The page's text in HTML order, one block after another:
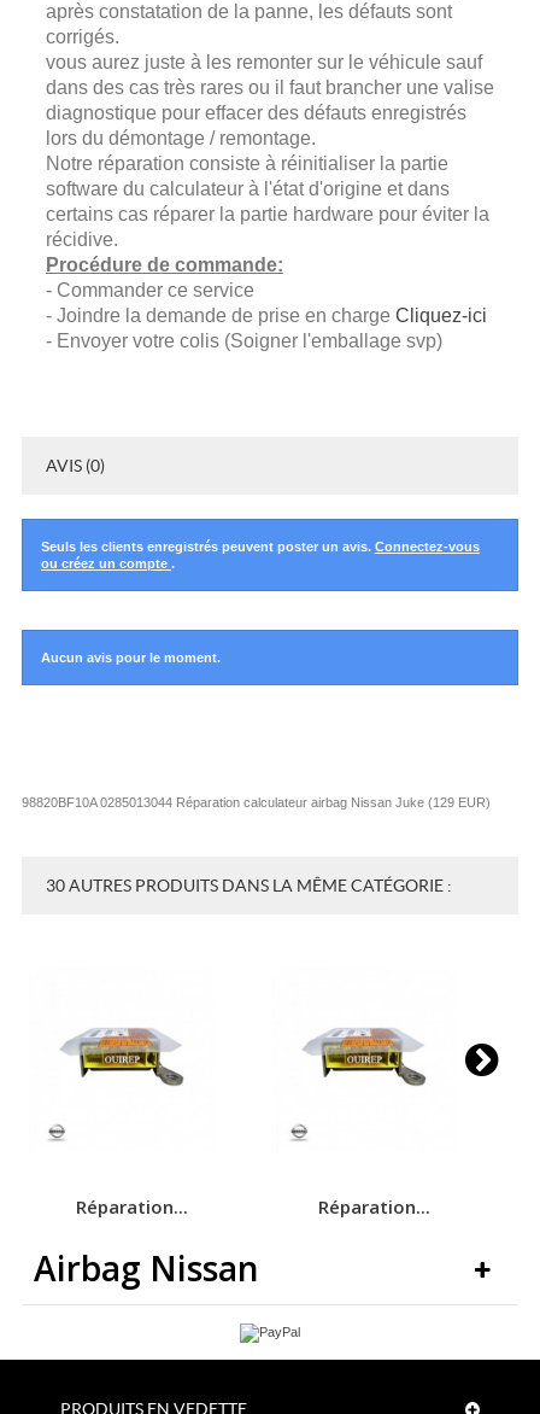
après constatation de la panne, les défauts sont
corrigés.
vous aurez juste à les remonter sur le véhicule sauf
dans des cas très rares ou il faut brancher une valise
diagnostique pour effacer des défauts enregistrés
lors du démontage / remontage.
Notre réparation consiste à réinitialiser la partie
software du calculateur à l'état d'origine et dans
certains cas réparer la partie hardware pour éviter la
récidive.
Procédure de commande:
- Commander ce service
- Joindre la demande de prise en charge Cliquez-ici
- Envoyer votre colis (Soigner l'emballage svp)
AVIS (0)
Seuls les clients enregistrés peuvent poster un avis. Connectez-vous
ou créez un compte .
Aucun avis pour le moment.
98820BF10A 0285013044 Réparation calculateur airbag Nissan Juke (129 EUR)
30 AUTRES PRODUITS DANS LA MÊME CATÉGORIE :
Réparation... Réparation...
Airbag Nissan
PRODUITS EN VEDETTE